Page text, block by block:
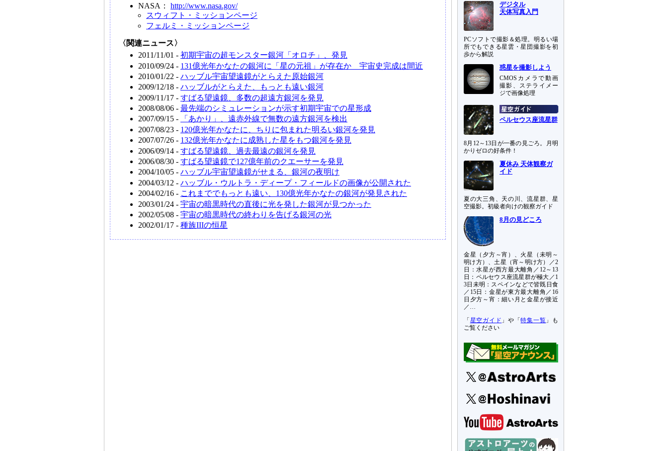
NASA： http://www.nasa.gov/
スウィフト・ミッションページ
フェルミ・ミッションページ
〈関連ニュース〉
2011/11/01 - 初期宇宙の超モンスター銀河「オロチ」、発見
2010/09/24 - 131億光年かなたの銀河に「星の元祖」が存在か 宇宙史完成は間近
2010/01/22 - ハッブル宇宙望遠鏡がとらえた原始銀河
2009/12/18 - ハッブルがとらえた、もっとも遠い銀河
2009/11/17 - すばる望遠鏡、多数の超遠方銀河を発見
2008/08/06 - 最先端のシミュレーションが示す初期宇宙での星形成
2007/09/15 -
「あかり」、遠赤外線で無数の遠方銀河を検出
2007/08/23 - 120億光年かなたに、ちりに包まれた明るい銀河を発見
2007/07/26 - 132億光年かなたに成熟した星をもつ銀河を発見
2006/09/14 - すばる望遠鏡、過去最遠の銀河を発見
2006/08/30 - すばる望遠鏡で127億年前のクエーサーを発見
2004/10/05 - ハッブル宇宙望遠鏡がせまる、銀河の夜明け
2004/03/12 - ハッブル・ウルトラ・ディープ・フィールドの画像が公開された
2004/02/16 - これまででもっとも遠い、130億光年かなたの銀河が発見された
2003/01/24 - 宇宙の暗黒時代の直後に光を発した銀河が見つかった
2002/05/08 - 宇宙の暗黒時代の終わりを告げる銀河の光
2002/01/17 - 種族IIIの恒星
デジタル
天体写真入門
PCソフトで撮影＆処理。明るい場
所でもできる星雲・星団撮影を初
歩から解説
惑星を撮影しよう
CMOSカメラで動画
撮影、ステライメー
ジで画像処理
ペルセウス座流星群
8月12～13日が一番の見ごろ。月明
かりゼロの好条件！
夏休み 天体観察ガ
イド
夏の大三角、天の川、流星群、星
空撮影。初級者向けの観察ガイド
8月の見どころ
金星（夕方～宵）、火星（未明～
明け方）、土星（宵～明け方）／2
日：水星が西方最大離角／12～13
日：ペルセウス座流星群が極大／1
3日未明：スペインなどで皆既日食
／15日：金星が東方最大離角／16
日夕方～宵：細い月と金星が接近
／…
「 星空ガイド 」や「特集一覧 」も
ご覧ください